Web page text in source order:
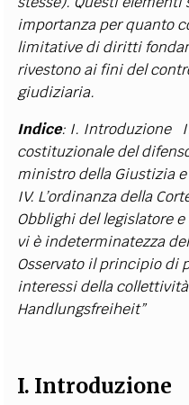
importanza per quanto
limitative di diritti
rivestono ai fini del
giudiziaria.
Indice: I. Introduzione
costituzionale del
ministro della Giustizia e
IV. L’ordinanza della
Obblighi del legislatore
vi è indeterminatezza
Osservato il principio di
interessi della collettività
Handlungsfreiheit”
I. Introduzione